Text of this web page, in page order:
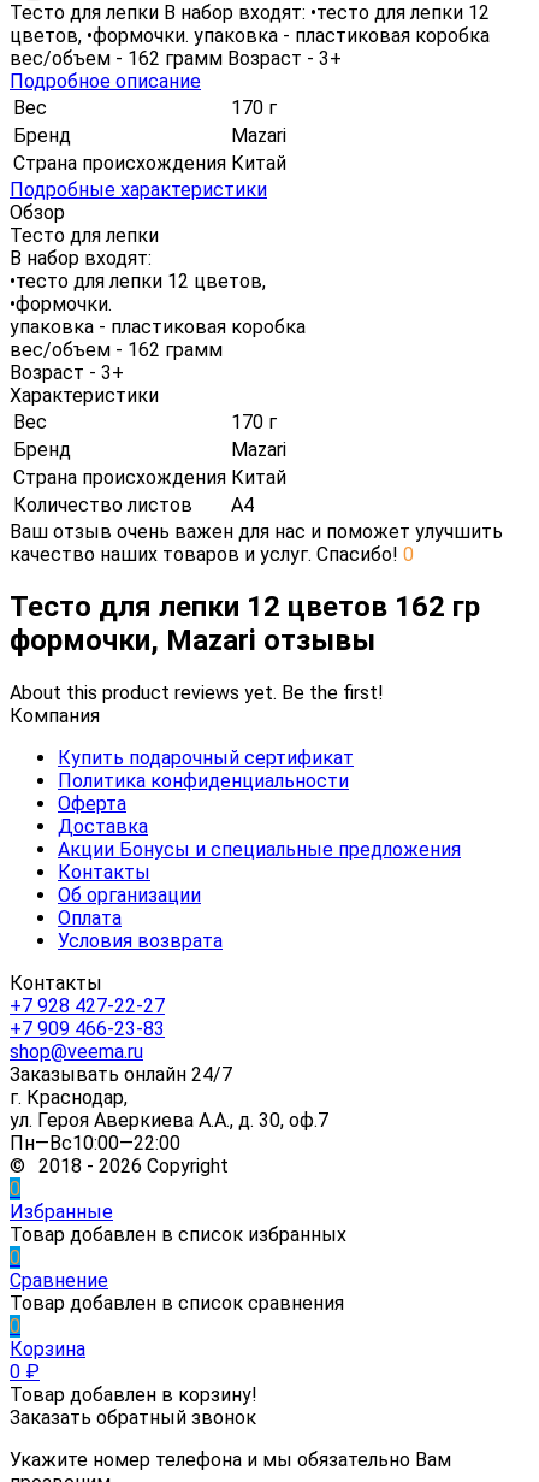
Тесто для лепки В набор входят: •тесто для лепки 12
цветов, •формочки. упаковка - пластиковая коробка
вес/объем - 162 грамм Возраст - 3+
Подробное описание
Вес
170 г
Бренд
Mazari
Страна происхождения Китай
Подробные характеристики
Обзор
Тесто для лепки
В набор входят:
•тесто для лепки 12 цветов,
•формочки.
упаковка - пластиковая коробка
вес/объем - 162 грамм
Возраст - 3+
Характеристики
Вес
170 г
Бренд
Mazari
Страна происхождения Китай
Количество листов
А4
Ваш отзыв очень важен для нас и поможет улучшить
качество наших товаров и услуг. Спасибо! 0
Тесто для лепки 12 цветов 162 гр
формочки, Mazari отзывы
About this product reviews yet. Be the first!
Компания
Купить подарочный сертификат
Политика конфиденциальности
Оферта
Доставка
Акции Бонусы и специальные предложения
Контакты
Об организации
Оплата
Условия возврата
Контакты
+7 928 427-22-27
+7 909 466-23-83
shop@veema.ru
Заказывать онлайн 24/7
г. Краснодар,
ул. Героя Аверкиева А.А., д. 30, оф.7
Пн—Вс10:00—22:00
© 2018 - 2026 Copyright
0
Избранные
Товар добавлен в список избранных
0
Сравнение
Товар добавлен в список сравнения
0
Корзина
0 ₽
Товар добавлен в корзину!
Заказать обратный звонок
Укажите номер телефона и мы обязательно Вам